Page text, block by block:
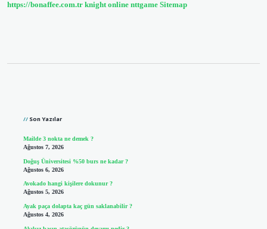
https://bonaffee.com.tr knight online nttgame Sitemap
Son Yazılar
Mailde 3 nokta ne demek ?
Ağustos 7, 2026
Doğuş Üniversitesi %50 burs ne kadar ?
Ağustos 6, 2026
Avokado hangi kişilere dokunur ?
Ağustos 5, 2026
Ayak paça dolapta kaç gün saklanabilir ?
Ağustos 4, 2026